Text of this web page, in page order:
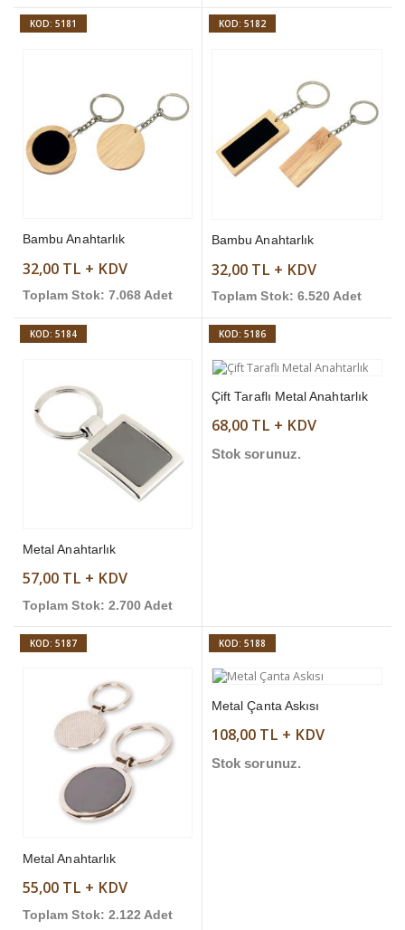
KOD: 5181
Bambu Anahtarlık
32,00 TL + KDV
Toplam Stok: 7.068 Adet
KOD: 5182
Bambu Anahtarlık
32,00 TL + KDV
Toplam Stok: 6.520 Adet
KOD: 5184
Metal Anahtarlık
57,00 TL + KDV
Toplam Stok: 2.700 Adet
KOD: 5186
Çift Taraflı Metal Anahtarlık
68,00 TL + KDV
Stok sorunuz.
KOD: 5187
Metal Anahtarlık
55,00 TL + KDV
Toplam Stok: 2.122 Adet
KOD: 5188
Metal Çanta Askısı
108,00 TL + KDV
Stok sorunuz.